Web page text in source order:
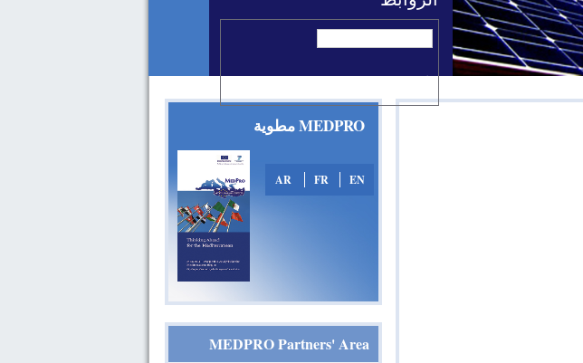
MEDPRO مطوية
EN
FR
AR
MEDPRO Partners' Area